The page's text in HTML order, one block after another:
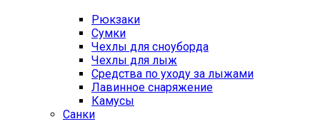
Рюкзаки
Сумки
Чехлы для сноуборда
Чехлы для лыж
Средства по уходу за лыжами
Лавинное снаряжение
Камусы
Санки